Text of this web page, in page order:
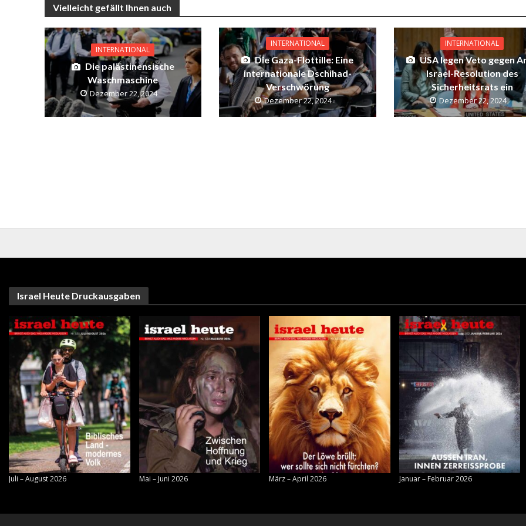
Vielleicht gefällt Ihnen auch
INTERNATIONAL
Die palästinensische
Waschmaschine
Dezember 22, 2024
INTERNATIONAL
Die Gaza-Flottille: Eine
internationale Dschihad-
Verschwörung
Dezember 22, 2024
INTERNATIONAL
USA legen Veto gegen
Israel-Resolution des
Sicherheitsrats ein
Dezember 22, 2024
Israel Heute Druckausgaben
Juli – August 2026 Mai – Juni 2026 März – April 2026 Januar – Februar 2026